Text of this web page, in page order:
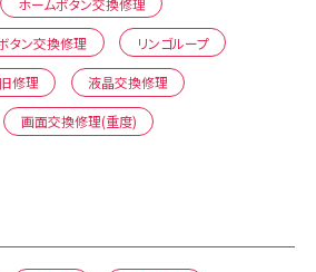
タン交換修理 リンゴループ
修理 液晶交換修理
画面交換修理(重度)